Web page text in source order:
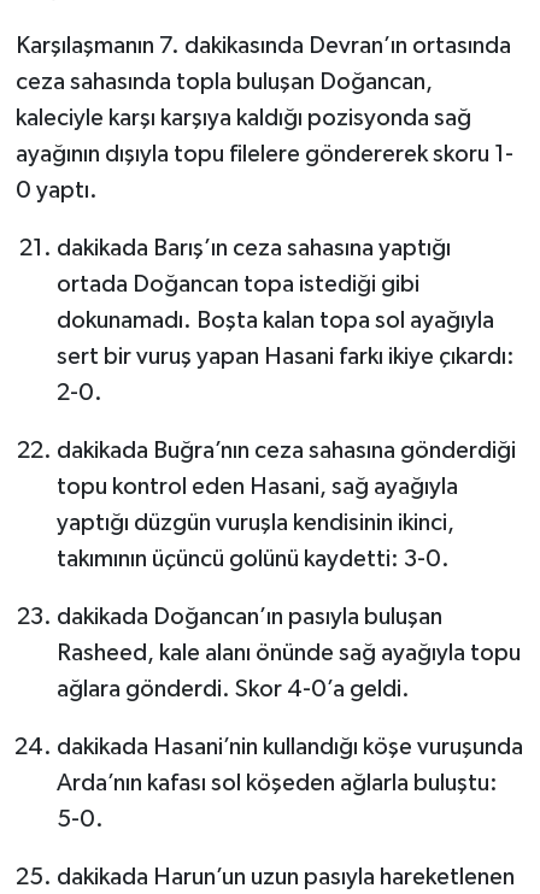
Karşılaşmanın 7. dakikasında Devran’ın ortasında
ceza sahasında topla buluşan Doğancan,
kaleciyle karşı karşıya kaldığı pozisyonda sağ
ayağının dışıyla topu filelere göndererek skoru 1-
0 yaptı.
dakikada Barış’ın ceza sahasına yaptığı
ortada Doğancan topa istediği gibi
dokunamadı. Boşta kalan topa sol ayağıyla
sert bir vuruş yapan Hasani farkı ikiye çıkardı:
2-0.
dakikada Buğra’nın ceza sahasına gönderdiği
topu kontrol eden Hasani, sağ ayağıyla
yaptığı düzgün vuruşla kendisinin ikinci,
takımının üçüncü golünü kaydetti: 3-0.
dakikada Doğancan’ın pasıyla buluşan
Rasheed, kale alanı önünde sağ ayağıyla topu
ağlara gönderdi. Skor 4-0’a geldi.
dakikada Hasani’nin kullandığı köşe vuruşunda
Arda’nın kafası sol köşeden ağlarla buluştu:
5-0.
dakikada Harun’un uzun pasıyla hareketlenen